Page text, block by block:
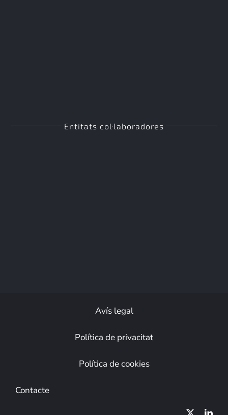
Entitats col·laboradores
Avís legal
Política de privacitat
Política de cookies
Contacte